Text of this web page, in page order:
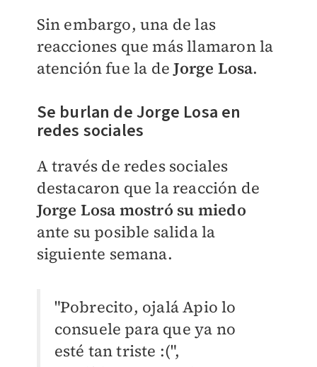
Sin embargo, una de las
reacciones que más llamaron la
atención fue la deJorge Losa.
Se burlan de Jorge Losa en
redes sociales
A través de redes sociales
destacaron que la reacción de
Jorge Losa mostró su miedo
ante su posible salida la
siguiente semana.
"Pobrecito, ojalá Apio lo
consuele para que ya no
esté tan triste :(",